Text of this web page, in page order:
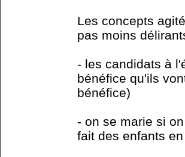
Les concepts
pas moins
- les candidats à
bénéfice qu'ils
bénéfice)
- on se marie si
fait des enfants